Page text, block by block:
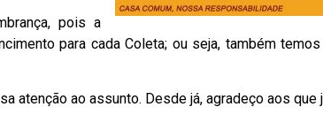
pois a
para cada Coleta; ou seja, também
atenção ao assunto. Desde já, agradeço aos que